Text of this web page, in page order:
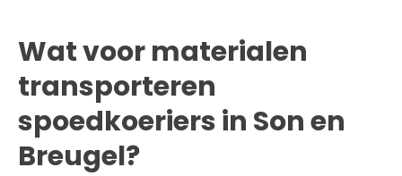
Wat voor materialen
transporteren
spoedkoeriers in Son en
Breugel?